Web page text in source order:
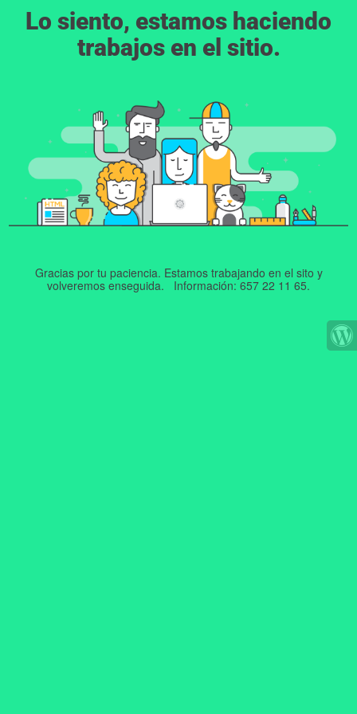
Lo siento, estamos haciendo
trabajos en el sitio.
Gracias por tu paciencia. Estamos trabajando en el sito y
volveremos enseguida. Información: 657 22 11 65.